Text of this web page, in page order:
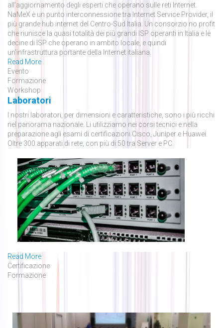
all’aggiornamento degli esperti che operano sulle reti Internet.
NaMeX è un punto interconnessione tra Internet Service Provider, il
più grande hub internet del Centro-Sud Italia. Un consorzio no profit
che riunisce la quasi totalità dei più grandi ISP operanti in Italia e le
decine di ISP che operano in ambito locale, e quindi
un'infrastruttura portante della Internet italiana.
Read More
Evento
Formazione
Workshop
Laboratori
I nostri laboratori, per dimensioni e caratteristiche, sono i più ricchi
nel panorama nazionale. Li utilizziamo nei corsi tecnici e nella
preparazione agli esami di certificazioni Cisco, Juniper e Huawei.
Oltre 300 apparati di rete, con più di 50 tra Server e PC.
Read More
Certificazione
Formazione